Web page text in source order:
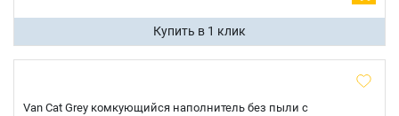
Купить в 1 клик
Van Cat Grey комкующийся наполнитель без пыли с